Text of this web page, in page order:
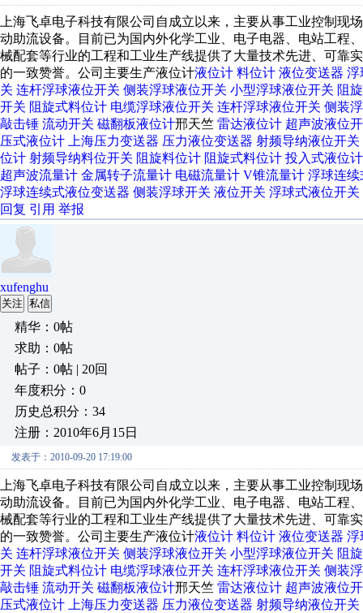
上海飞卓电子科技有限公司自成立以来，主要从事工业控制
动助流设备。目前已为国内外化学工业、电子电器、电站工程
械配套等行业的工程和工业生产线提供了大量技术先进、可靠
的一致赞誉。公司主要生产液位计液位计 料位计 液位变送器 浮
关 连杆浮球液位开关 侧装浮球液位开关 小型浮球液位开关 阻
开关 阻旋式料位计 电缆浮球液位开关 连杆浮球液位开关 侧装
敲击锤 流动开关 磁翻板液位计邢天竺 雷达液位计 超声波液位
压式液位计
上海压力变送器 压力液位变送器 射频导纳液位开关
位计 射频导纳料位开关 阻旋料位计 阻旋式料位计 投入式液位计
超声波流量计 金属转子流量计 电磁流量计 V锥流量计 浮球连续
浮球连续式液位变送器 侧装浮球开关 液位开关 浮球式液位开关
回复 引用 举报
xufenghu
关注 私信
精华：0帖
求助：0帖
帖子：0帖 | 20回
年度积分：0
历史总积分：34
注册：2010年6月15日
发表于：2010-09-20 17:19:00
上海飞卓电子科技有限公司自成立以来，主要从事工业控制
动助流设备。目前已为国内外化学工业、电子电器、电站工程
械配套等行业的工程和工业生产线提供了大量技术先进、可靠
的一致赞誉。公司主要生产液位计液位计 料位计 液位变送器 浮
关 连杆浮球液位开关 侧装浮球液位开关 小型浮球液位开关 阻
开关 阻旋式料位计 电缆浮球液位开关 连杆浮球液位开关 侧装
敲击锤 流动开关 磁翻板液位计邢天竺 雷达液位计 超声波液位
压式液位计
上海压力变送器 压力液位变送器 射频导纳液位开关